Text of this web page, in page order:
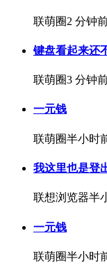
联萌圈2 分钟
键盘看起来还
联萌圈3 分钟
一元钱
联萌圈半小时
我这里也是登
联想浏览器半
一元钱
联萌圈半小时